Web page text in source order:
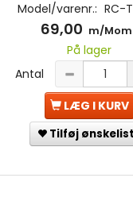
Model/varenr.: RC-
69,00 m/
På lager
Antal
LÆG I KURV
Tilføj